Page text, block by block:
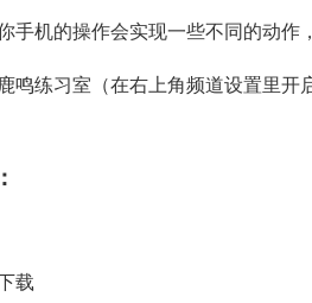
手机的操作会实现一些不同的动
鸣练习室（在右上角频道设置里
载